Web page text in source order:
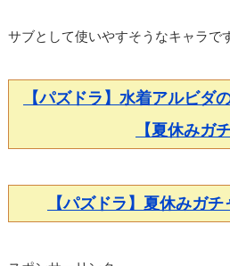
サブとして使いやすそうなキャラで
【パズドラ】水着アルビダ
【夏休みガ
【パズドラ】夏休みガ